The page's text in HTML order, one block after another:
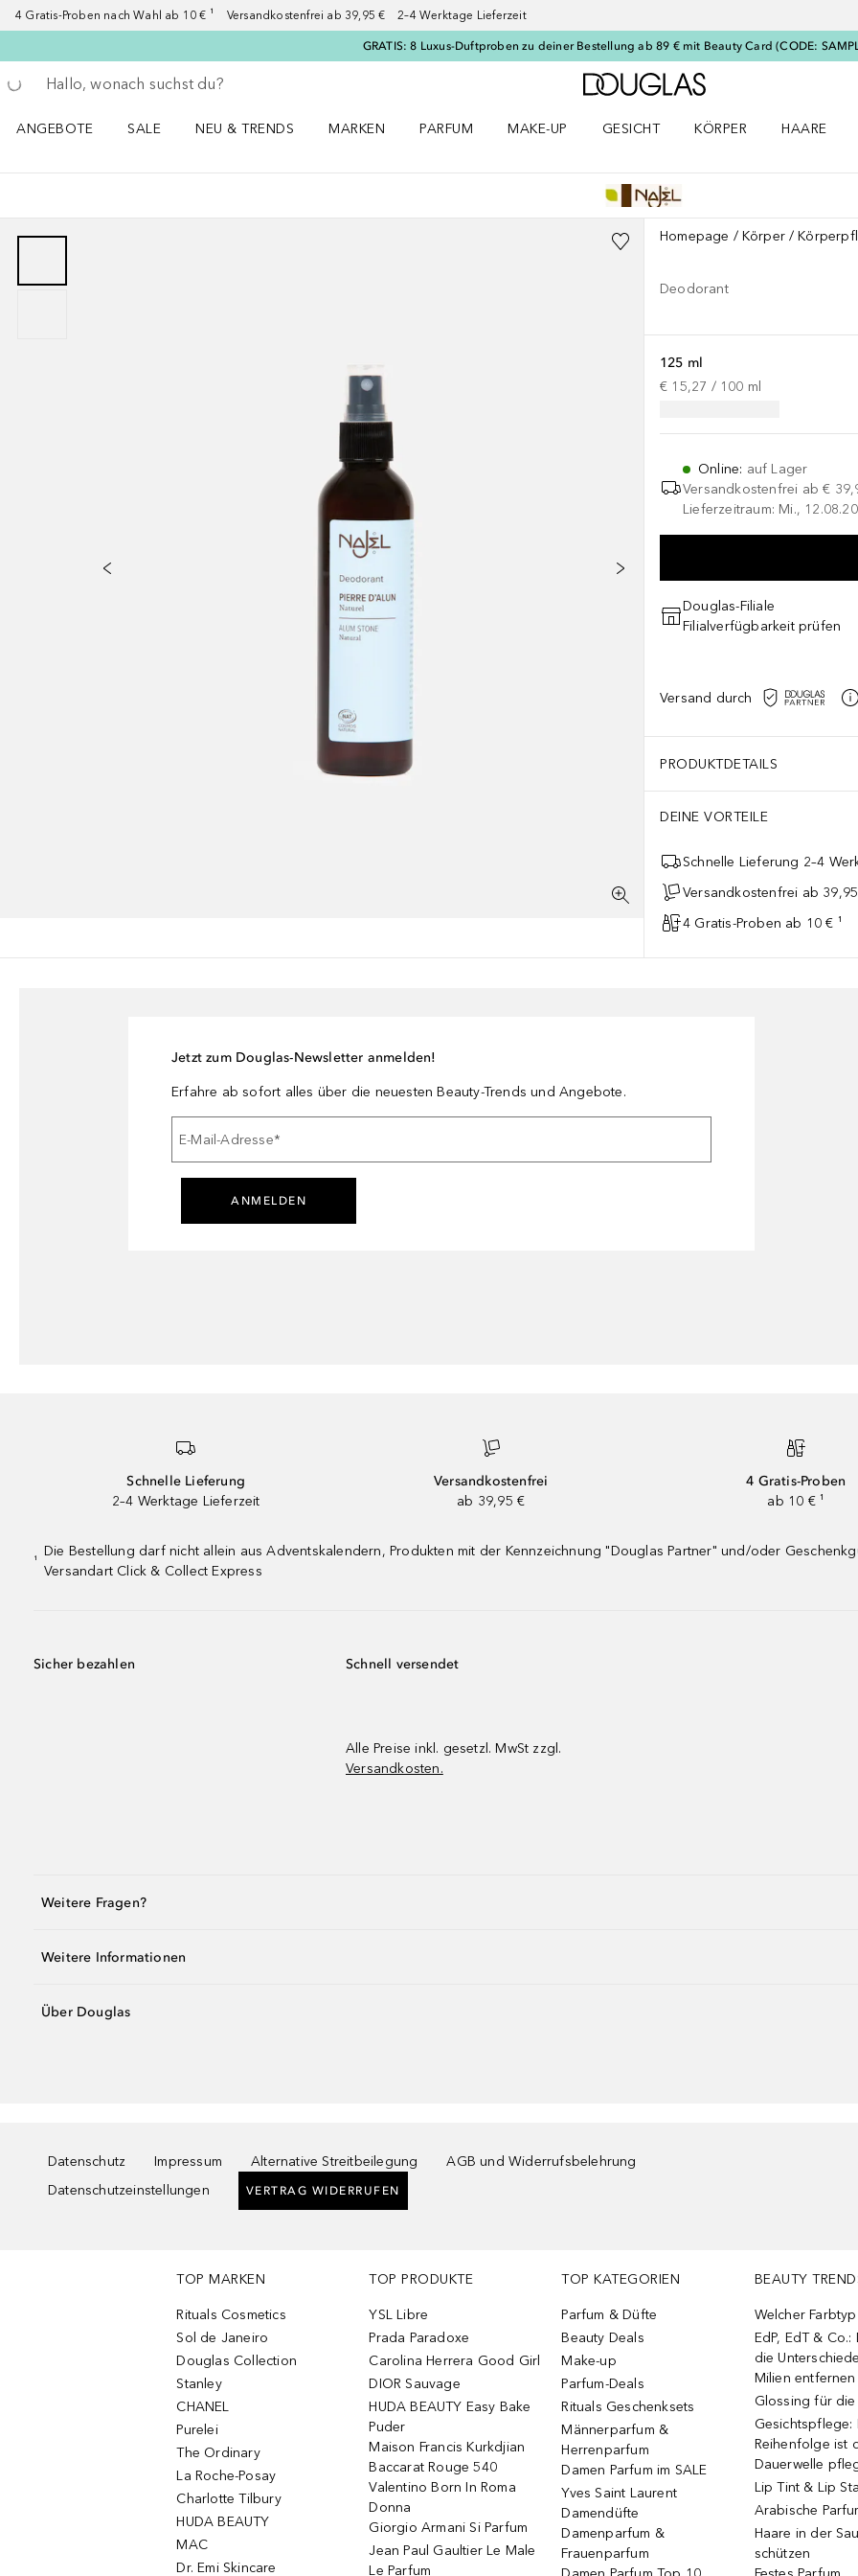
4 Gratis-Proben nach Wahl ab 10 € ¹ Versandkostenfrei ab 39,95 € 2–4 Werktage Lieferzeit
GRATIS: 8 Luxus-Duftproben zu deiner Bestellung ab 89 € mit Beauty Card (CODE:
Gehe zurück
Suche ausführen
Zur Douglas Startseite
ANGEBOTE
SALE
NEU & TRENDS
MARKEN
PARFUM
MAKE-UP
GESICHT
KÖRPER
HAARE
Homepage Körper
Deodorant
125 ml
€ 15,27 / 100 ml
Online: auf Lager
Versandkostenfrei ab €
Lieferzeitraum: Mi.,
Douglas-Filiale
Filialverfügbarkeit prüfen
Versand durch
PRODUKTDETAILS
DEINE VORTEILE
Schnelle Lieferung 2–4
Versandkostenfrei ab
4 Gratis-Proben ab 10 € ¹
Jetzt zum Douglas-Newsletter anmelden!
Erfahre ab sofort alles über die neuesten Beauty-Trends und Angebote.
E-Mail-Adresse*
ANMELDEN
Schnelle Lieferung
2–4 Werktage Lieferzeit
Versandkostenfrei
ab 39,95 €
4 Gratis-Proben
ab 10 € ¹
¹
Die Bestellung darf nicht allein aus Adventskalendern, Produkten mit der Kennzeichnung "Douglas Partner" und/oder
Versandart Click & Collect Express
Sicher bezahlen Schnell versendet
Alle Preise inkl. gesetzl. MwSt zzgl.
Versandkosten.
Weitere Fragen?
Weitere Informationen
Über Douglas
Datenschutz Impressum Alternative Streitbeilegung
AGB und Widerrufsbelehrung
Datenschutzeinstellungen
VERTRAG WIDERRUFEN
TOP MARKEN
Rituals Cosmetics
Sol de Janeiro
Douglas Collection
Stanley
CHANEL
Purelei
The Ordinary
La Roche-Posay
Charlotte Tilbury
HUDA BEAUTY
MAC
Dr. Emi Skincare
TOP PRODUKTE
YSL Libre
Prada Paradoxe
Carolina Herrera Good Girl
DIOR Sauvage
HUDA BEAUTY Easy Bake
Puder
Maison Francis Kurkdjian
Baccarat Rouge 540
Valentino Born In Roma
Donna
Giorgio Armani Si Parfum
Jean Paul Gaultier Le Male
Le Parfum
TOP KATEGORIEN
Parfum & Düfte
Beauty Deals
Make-up
Parfum-Deals
Rituals Geschenksets
Männerparfum &
Herrenparfum
Damen Parfum im SALE
Yves Saint Laurent
Damendüfte
Damenparfum &
Frauenparfum
BEAUTY
Welcher
EdP, EdT & Co.:
die Unterschiede
Milien entfernen
Glossing für die
Gesichtspflege:
Reihenfolge ist
Dauerwelle
Lip Tint & Lip
Arabische
Haare in der
schützen